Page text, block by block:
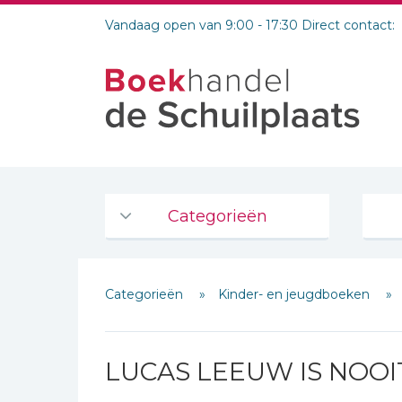
Vandaag open van 9:00 - 17:30 Direct contact:
Categorieën
De Bijbel
Bijbelse Dagboeken 2026
Bijbelstudie groepen
Categorieën Kinder- en jeugdboeken
LUCAS LEEUW IS